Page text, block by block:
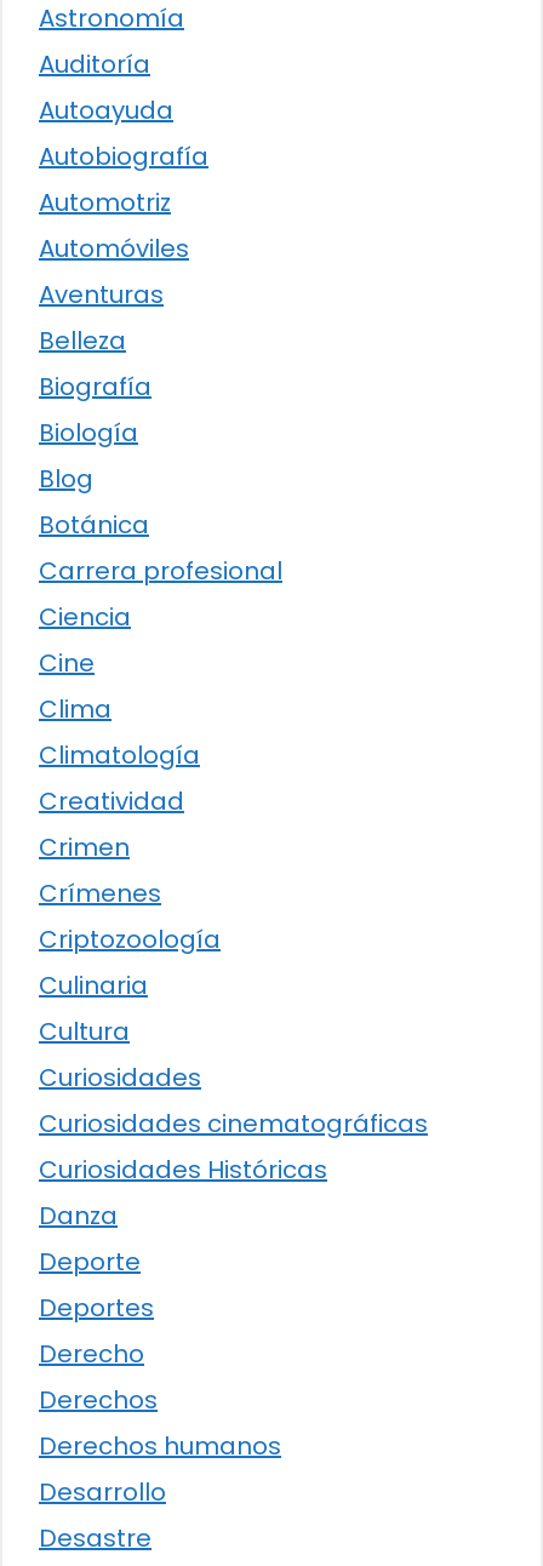
Astronomía
Auditoría
Autoayuda
Autobiografía
Automotriz
Automóviles
Aventuras
Belleza
Biografía
Biología
Blog
Botánica
Carrera profesional
Ciencia
Cine
Clima
Climatología
Creatividad
Crimen
Crímenes
Criptozoología
Culinaria
Cultura
Curiosidades
Curiosidades cinematográficas
Curiosidades Históricas
Danza
Deporte
Deportes
Derecho
Derechos
Derechos humanos
Desarrollo
Desastre